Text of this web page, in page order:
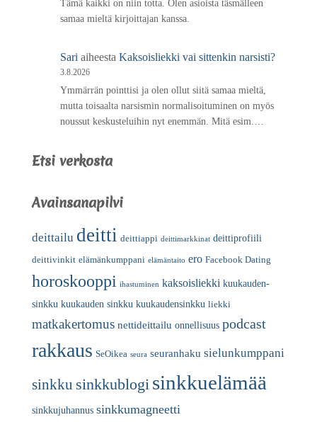
Tämä kaikki on niin totta. Olen asioista täsmälleen
samaa mieltä kirjoittajan kanssa.
Sari aiheesta Kaksoisliekki vai sittenkin narsisti?
3.8.2026
Ymmärrän pointtisi ja olen ollut siitä samaa mieltä,
mutta toisaalta narsismin normalisoituminen on myös
noussut keskusteluihin nyt enemmän. Mitä esim.…
Etsi verkosta
Avainsanapilvi
deittailu deitti deittiappi deittimarkkinat deittiprofiili
deittivinkit elämänkumppani elämäntaito ero Facebook Dating
horoskooppi ihastuminen kaksoisliekki kuukauden-
sinkku kuukauden sinkku kuukaudensinkku liekki
matkakertomus nettideittailu onnellisuus podcast
rakkaus SeOikea seura seuranhaku sielunkumppani
sinkku sinkkublogi sinkkuelämää
sinkkujuhannus sinkkumagneetti